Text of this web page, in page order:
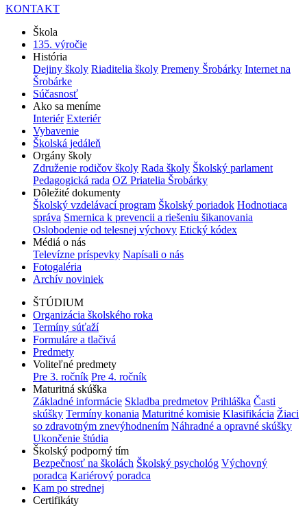
KONTAKT
Škola
135. výročie
História
Dejiny školy Riaditelia školy Premeny Šrobárky Internet na
Šrobárke
Súčasnosť
Ako sa meníme
Interiér Exteriér
Vybavenie
Školská jedáleň
Orgány školy
Združenie rodičov školy Rada školy Školský parlament
Pedagogická rada OZ Priatelia Šrobárky
Dôležité dokumenty
Školský vzdelávací program Školský poriadok Hodnotiaca
správa Smernica k prevencii a riešeniu šikanovania
Oslobodenie od telesnej výchovy Etický kódex
Médiá o nás
Televízne príspevky Napísali o nás
Fotogaléria
Archív noviniek
ŠTÚDIUM
Organizácia školského roka
Termíny súťaží
Formuláre a tlačivá
Predmety
Voliteľné predmety
Pre 3. ročník Pre 4. ročník
Maturitná skúška
Základné informácie Skladba predmetov Prihláška Časti
skúšky Termíny konania Maturitné komisie Klasifikácia Žiaci
so zdravotným znevýhodnením Náhradné a opravné skúšky
Ukončenie štúdia
Školský podporný tím
Bezpečnosť na školách Školský psychológ Výchovný
poradca Kariérový poradca
Kam po strednej
Certifikáty